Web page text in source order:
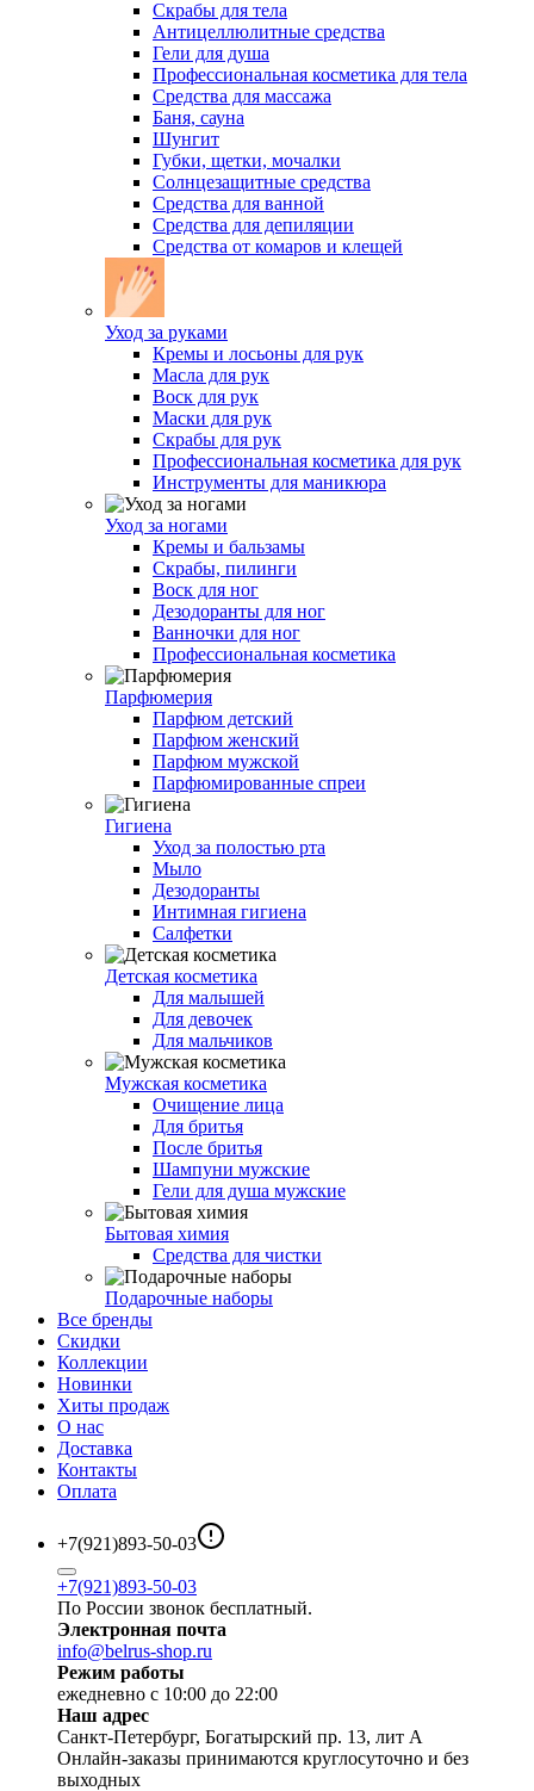
Скрабы для тела
Антицеллюлитные средства
Гели для душа
Профессиональная косметика для тела
Средства для массажа
Баня, сауна
Шунгит
Губки, щетки, мочалки
Солнцезащитные средства
Средства для ванной
Средства для депиляции
Средства от комаров и клещей
Уход за руками
Кремы и лосьоны для рук
Масла для рук
Воск для рук
Маски для рук
Скрабы для рук
Профессиональная косметика для рук
Инструменты для маникюра
Уход за ногами
Кремы и бальзамы
Скрабы, пилинги
Воск для ног
Дезодоранты для ног
Ванночки для ног
Профессиональная косметика
Парфюмерия
Парфюм детский
Парфюм женский
Парфюм мужской
Парфюмированные спреи
Гигиена
Уход за полостью рта
Мыло
Дезодоранты
Интимная гигиена
Салфетки
Детская косметика
Для малышей
Для девочек
Для мальчиков
Мужская косметика
Очищение лица
Для бритья
После бритья
Шампуни мужские
Гели для душа мужские
Бытовая химия
Средства для чистки
Подарочные наборы
Все бренды
Скидки
Коллекции
Новинки
Хиты продаж
О нас
Доставка
Контакты
Оплата
+7(921)893-50-03
+7(921)893-50-03
По России звонок бесплатный.
Электронная почта
info@belrus-shop.ru
Режим работы
ежедневно с 10:00 до 22:00
Наш адрес
Санкт-Петербург, Богатырский пр. 13, лит А
Онлайн-заказы принимаются круглосуточно и без
выходных